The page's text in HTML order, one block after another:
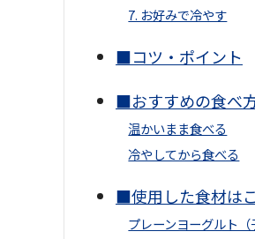
7. お好みで冷やす
■コツ・ポイント
■おすすめの食べ
温かいまま食べる
冷やしてから食べる
■使用した食材は
プレーンヨーグルト